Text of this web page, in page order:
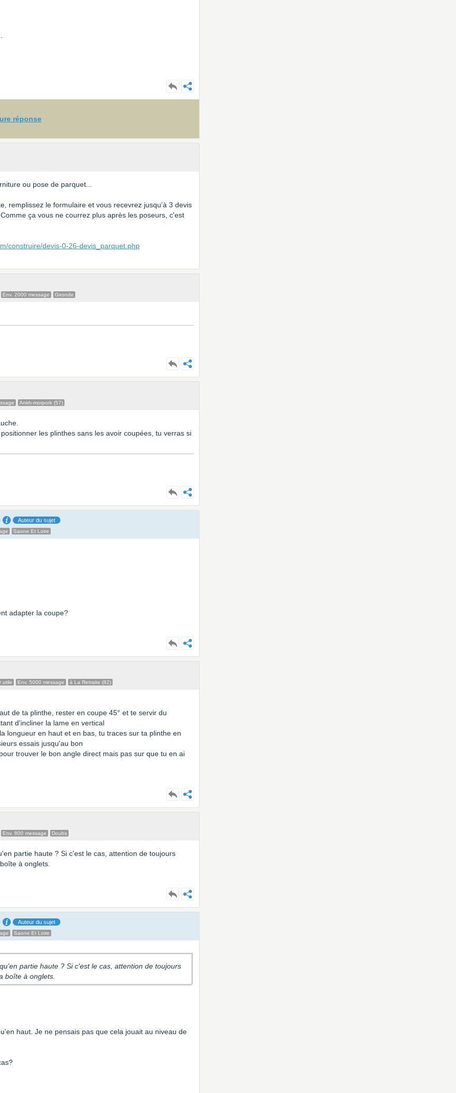
réponse
ou pose de parquet...
remplissez le formulaire et vous recevrez jusqu'à 3 devis
ça vous ne courrez plus après les poseurs, c'est
construire/devis-0-26-devis_parquet.php
Env. 2000 message Gironde
Ankh-morpork (57)
les plinthes sans les avoir coupées, tu verras si
Auteur du sujet
Saone Et Loire
adapter la coupe?
utile Env. 5000 message à La Retraite (82)
de ta plinthe, rester en coupe 45° et te servir du
d'incliner la lame en vertical
longueur en haut et en bas, tu traces sur ta plinthe en
essais jusqu'au bon
trouver le bon angle direct mais pas sur que tu en ai
Env. 800 message Doubs
partie haute ? Si c'est le cas, attention de toujours
à onglets.
Auteur du sujet
Saone Et Loire
partie haute ? Si c'est le cas, attention de toujours
boîte à onglets.
haut. Je ne pensais pas que cela jouait au niveau de